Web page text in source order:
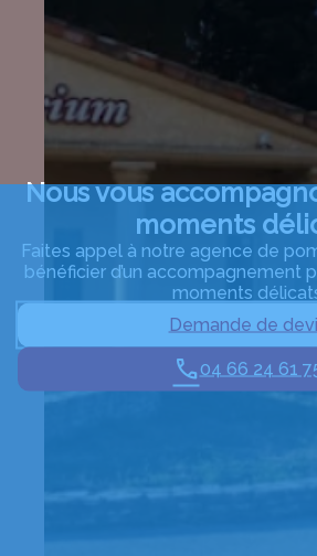
Nous vous
moments
Faites appel à notre agence de
bénéficier d’un accompagnement
moments
Demande de
04 66 24 61